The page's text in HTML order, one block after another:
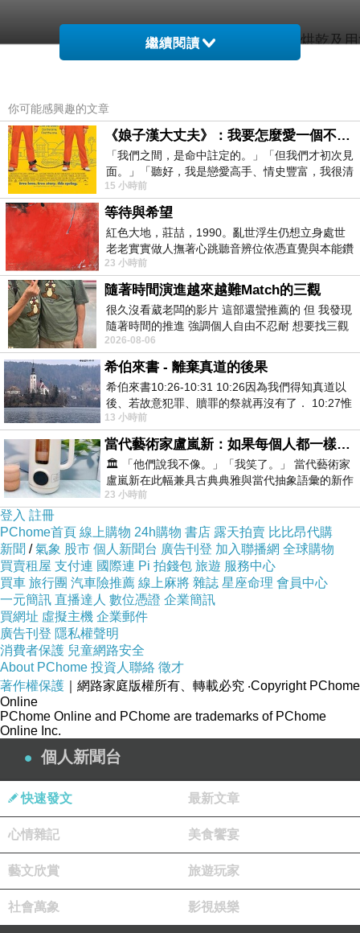
燙印圖衣物建議翻面手洗，請勿烘乾及
外搭袖圍量袖口拼
材質
彈性
色
系
配
件
主
維+5?
性纖
維，
性
酯纖
維+5?
色
繼續閱讀
你可能感興趣的文章
《娘子漢大丈夫》：我要怎麼愛一個不存在的人？
「我們之間，是命中註定的。」「但我們才初次見
面。」「聽好，我是戀愛高手、情史豐富，我很清
楚這種感覺，你我之間的那種感覺，現
15 小時前
等待與希望
紅色大地，莊喆，1990。亂世浮生仍想立身處世
老老實實做人撫著心跳聽音辨位依憑直覺與本能鑽
向裂隙的亮處探索另一個心聲另一個共鳴的
23 小時前
隨著時間演進越來越難Match的三觀
很久沒看葳老闆的影片 這部還蠻推薦的 但 我發現
隨著時間的推進 強調個人自由不忍耐 想要找三觀
接近的不要說對象 連朋友都超
2026-08-06
希伯來書 - 離棄真道的後果
希伯來書10:26-10:31 10:26因為我們得知真道以
後、若故意犯罪、贖罪的祭就再沒有了． 10:27惟
有戰懼等候審判和那燒滅眾敵人的烈火
13 小時前
當代藝術家盧嵐新：如果每個人都一樣，這世界該有多無聊？
🏛️ 「他們說我不像。」「我笑了。」 當代藝術家
盧嵐新在此幅兼具古典典雅與當代抽象語彙的新作
中，以沈靜的藍色空間為背景，描繪了
23 小時前
登入 註冊
PChome首頁 線上購物 24h購物 書店 露天拍賣 比比昂代購
新聞 /氣象 股市 個人新聞台 廣告刊登 加入聯播網 全球購物
買賣租屋 支付連 國際連 Pi 拍錢包 旅遊 服務中心
買車 旅行團 汽車險推薦 線上麻將 雜誌 星座命理 會員中心
一元簡訊 直播達人 數位憑證 企業簡訊
買網址 虛擬主機 企業郵件
廣告刊登 隱私權聲明
消費者保護 兒童網路安全
About PChome 投資人聯絡 徵才
著作權保護 ｜網路家庭版權所有、轉載必究 ‧Copyright PChome
Online
PChome Online and PChome are trademarks of PChome
Online Inc.
個人新聞台
快速發文 最新文章
心情雜記 美食饗宴
藝文欣賞 旅遊玩家
社會萬象 影視娛樂